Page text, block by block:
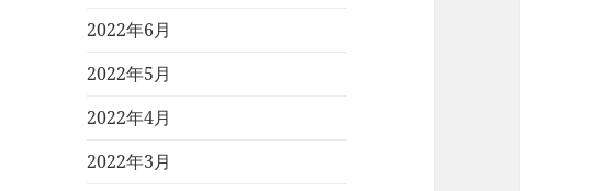
2022年6月
2022年5月
2022年4月
2022年3月